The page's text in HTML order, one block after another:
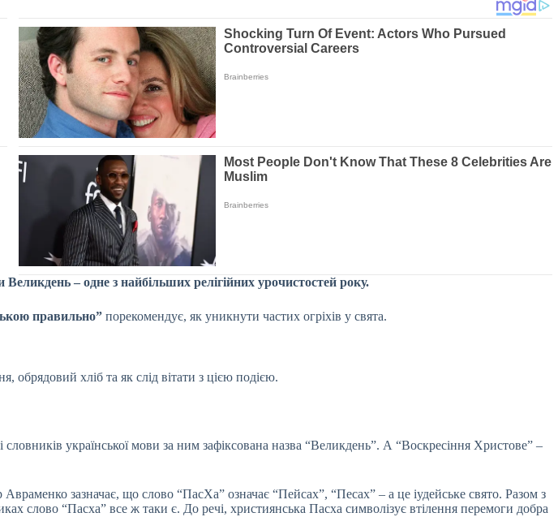
– одне з найбільших релігійних урочистостей року.
правильно” порекомендує, як уникнути частих огріхів у свята.
обрядовий хліб та як слід вітати з цією подією.
української мови за ним зафіксована назва “Великдень”. А “Воскресіння Христове” –
зазначає, що слово “ПасХа” означає “Пейсах”, “Песах” – а це іудейське свято. Разом з
слово “Пасха” все ж таки є. До речі, християнська Пасха символізує втілення перемоги добра